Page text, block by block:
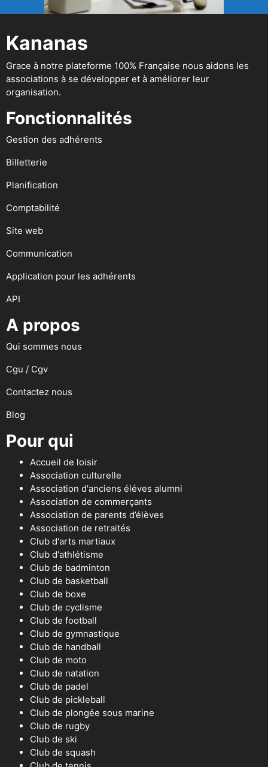
Kananas
Grace à notre plateforme 100% Française nous aidons les
associations à se développer et à améliorer leur
organisation.
Fonctionnalités
Gestion des adhérents
Billetterie
Planification
Comptabilité
Site web
Communication
Application pour les adhérents
API
A propos
Qui sommes nous
Cgu / Cgv
Contactez nous
Blog
Pour qui
Accueil de loisir
Association culturelle
Association d'anciens éléves alumni
Association de commerçants
Association de parents d’élèves
Association de retraités
Club d'arts martiaux
Club d'athlétisme
Club de badminton
Club de basketball
Club de boxe
Club de cyclisme
Club de football
Club de gymnastique
Club de handball
Club de moto
Club de natation
Club de padel
Club de pickleball
Club de plongée sous marine
Club de rugby
Club de ski
Club de squash